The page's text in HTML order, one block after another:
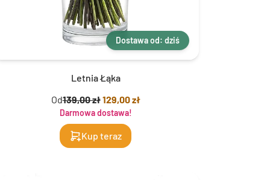
Dostawa od: dziś
Letnia Łąka
Od139,00 zł129,00 zł
Darmowa dostawa!
Kup teraz